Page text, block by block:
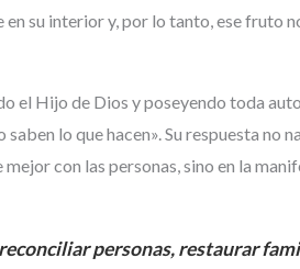
su interior y, por lo tanto, ese
el Hijo de Dios y poseyendo toda
lo que hacen». Su respuesta
con las personas, sino en la
personas, restaurar